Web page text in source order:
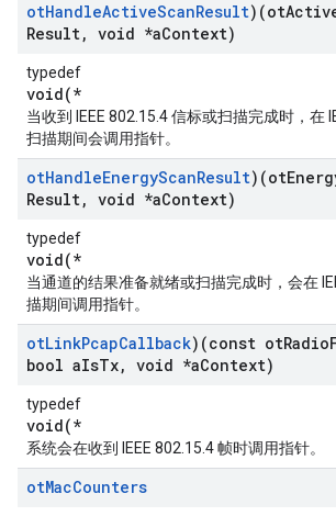
otHandleActiveScanResult)(ot
Result, void *aContext)
typedef
void(*
当收到 IEEE 802.15.4 信标或扫描完成时，在
扫描期间会调用指针。
otHandleEnergyScanResult)(ot
Result, void *aContext)
typedef
void(*
当通道的结果准备就绪或扫描完成时，会在
描期间调用指针。
otLinkPcapCallback)(const otRadio
bool aIsTx, void *aContext)
typedef
void(*
系统会在收到 IEEE 802.15.4 帧时调用指针。
otMacCounters